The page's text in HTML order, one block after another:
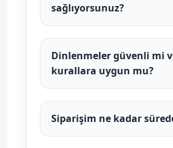
sağlıyorsunuz?
Dinlenmeler güvenli mi
kurallara uygun mu?
Siparişim ne kadar